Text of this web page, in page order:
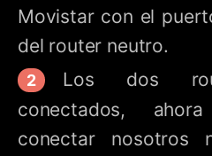
Movistar con el
del router neutro.
Los dos
conectados,
conectar nosotros